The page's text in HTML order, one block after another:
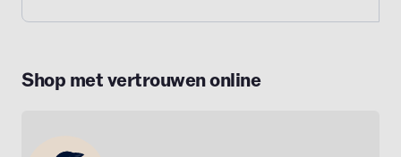
Shop met vertrouwen online